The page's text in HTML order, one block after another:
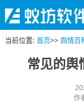
当前位置: 首页>> 舆情百
常见的舆
作